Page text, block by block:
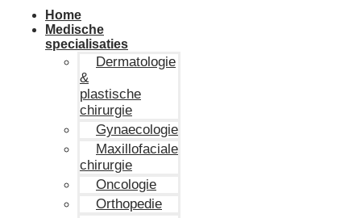
Home
Medische
specialisaties
Dermatologie
&
plastische
chirurgie
Gynaecologie
Maxillofaciale
chirurgie
Oncologie
Orthopedie